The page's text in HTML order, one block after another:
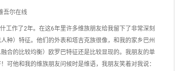
尔在线
工作了2年。在这6年里许多维族朋友给我留下了非常深刻
种）特征。他们的外表和塔吉克族很像，和我的家乡巴州
合的比较均衡）欧罗巴特征还是比较显现的。我朋友的单
可他和我的维族朋友问候时是维语，我朋友笑着对我说：